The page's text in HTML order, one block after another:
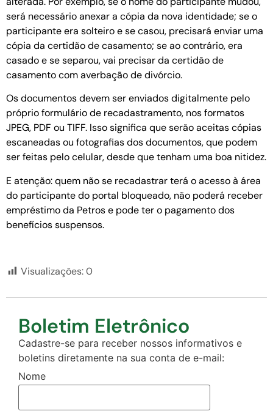
será necessário anexar a cópia da nova identidade; se o
participante era solteiro e se casou, precisará enviar uma
cópia da certidão de casamento; se ao contrário, era
casado e se separou, vai precisar da certidão de
casamento com averbação de divórcio.
Os documentos devem ser enviados digitalmente pelo
próprio formulário de recadastramento, nos formatos
JPEG, PDF ou TIFF. Isso significa que serão aceitas cópias
escaneadas ou fotografias dos documentos, que podem
ser feitas pelo celular, desde que tenham uma boa nitidez.
E atenção: quem não se recadastrar terá o acesso à área
do participante do portal bloqueado, não poderá receber
empréstimo da Petros e pode ter o pagamento dos
benefícios suspensos.
Visualizações:0
Boletim Eletrônico
Cadastre-se para receber nossos informativos e
boletins diretamente na sua conta de e-mail:
Nome